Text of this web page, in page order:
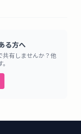
る方へ
共有しませんか？他